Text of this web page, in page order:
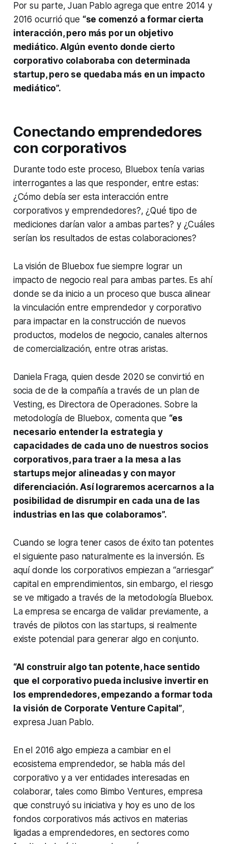
Por su parte, Juan Pablo agrega que entre 2014 y
2016 ocurrió que “se comenzó a formar cierta
interacción, pero más por un objetivo
mediático. Algún evento donde cierto
corporativo colaboraba con determinada
startup, pero se quedaba más en un impacto
mediático”.
Conectando emprendedores
con corporativos
Durante todo este proceso, Bluebox tenía varias
interrogantes a las que responder, entre estas:
¿Cómo debía ser esta interacción entre
corporativos y emprendedores?, ¿Qué tipo de
mediciones darían valor a ambas partes? y ¿Cuáles
serían los resultados de estas colaboraciones?
La visión de Bluebox fue siempre lograr un
impacto de negocio real para ambas partes. Es ahí
donde se da inicio a un proceso que busca alinear
la vinculación entre emprendedor y corporativo
para impactar en la construcción de nuevos
productos, modelos de negocio, canales alternos
de comercialización, entre otras aristas.
Daniela Fraga, quien desde 2020 se convirtió en
socia de de la compañía a través de un plan de
Vesting,es Directora de Operaciones. Sobre la
metodología de Bluebox, comenta que “es
necesario entender la estrategia y
capacidades de cada uno de nuestros socios
corporativos, para traer a la mesa a las
startups mejor alineadas y con mayor
diferenciación. Así lograremos acercarnos a la
posibilidad de disrumpir en cada una de las
industrias en las que colaboramos”.
Cuando se logra tener casos de éxito tan potentes
el siguiente paso naturalmente es la inversión. Es
aquí donde los corporativos empiezan a “arriesgar”
capital en emprendimientos, sin embargo, el riesgo
se ve mitigado a través de la metodología Bluebox.
La empresa se encarga de validar previamente, a
través de pilotos con lasstartups, si realmente
existe potencial para generar algo en conjunto.
“Al construir algo tan potente, hace sentido
que el corporativo pueda inclusive invertir en
los emprendedores, empezando a formar toda
la visión de Corporate Venture Capital”,
expresa Juan Pablo.
En el 2016 algo empieza a cambiar en el
ecosistema emprendedor, se habla más del
corporativo y a ver entidades interesadas en
colaborar, tales como Bimbo Ventures, empresa
que construyó su iniciativa y hoy es uno de los
fondos corporativos más activos en materias
ligadas a emprendedores, en sectores como